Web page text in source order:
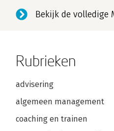
Bekijk de volledige
Rubrieken
advisering
algemeen management
coaching en trainen